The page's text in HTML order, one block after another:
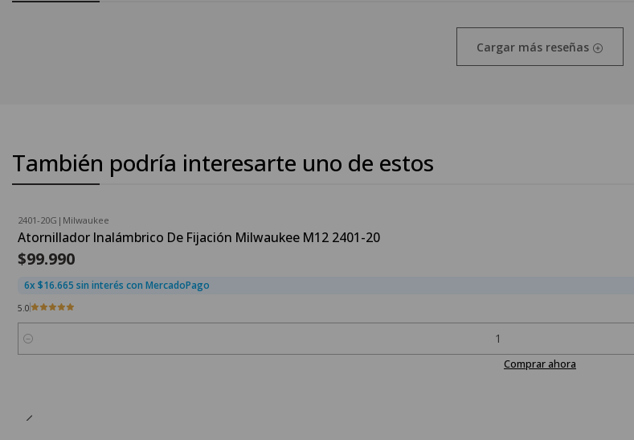
Cargar más reseñas
También podría interesarte uno de estos
2401-20G | Milwaukee
Atornillador Inalámbrico De Fijación Milwaukee M12 2401-20
$99.990
6x $16.665 sin interés con MercadoPago
5.0
Cantidad
Comprar ahora